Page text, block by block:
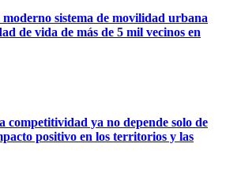
sistema de movilidad urbana
de vida de más de 5 mil vecinos en
competitividad ya no depende solo de
positivo en los territorios y las